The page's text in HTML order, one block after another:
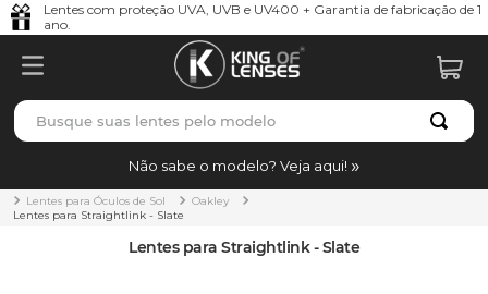
Lentes com proteção UVA, UVB e UV400 + Garantia de fabricação de 1
ano.
Busque suas lentes pelo modelo
Não sabe o modelo? Veja aqui!
Lentes para Óculos de Sol
Oakley
Lentes para Straightlink - Slate
Lentes para Straightlink - Slate
TERMOS MAIS BUSCADOS
1º borrachas
holbrook